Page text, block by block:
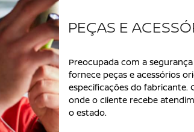
PEÇAS E
Preocupada com a
fornece peças e acessórios
especificações do fabricante.
onde o cliente recebe
o estado.